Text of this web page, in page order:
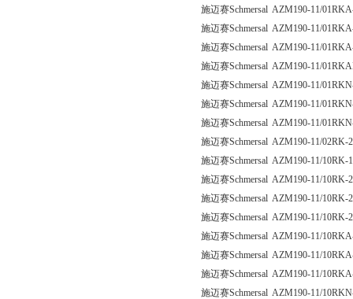
施迈赛Schmersal AZM190-11/
施迈赛Schmersal AZM190-11/
施迈赛Schmersal AZM190-11/
施迈赛Schmersal AZM190-11/
施迈赛Schmersal AZM190-11/
施迈赛Schmersal AZM190-11/
施迈赛Schmersal AZM190-11/
施迈赛Schmersal AZM190-11/02RK-
施迈赛Schmersal AZM190-11/10RK-
施迈赛Schmersal AZM190-11/10RK-
施迈赛Schmersal AZM190-11/10RK-
施迈赛Schmersal AZM190-11/10RK-
施迈赛Schmersal AZM190-11/
施迈赛Schmersal AZM190-11/
施迈赛Schmersal AZM190-11/
施迈赛Schmersal AZM190-11/